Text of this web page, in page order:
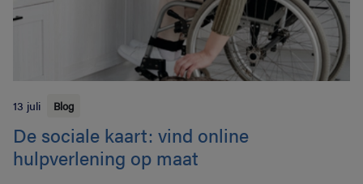
13 juli Blog
De sociale kaart: vind online
hulpverlening op maat